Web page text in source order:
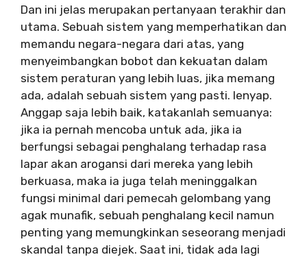
Dan ini jelas merupakan pertanyaan terakhir dan
utama. Sebuah sistem yang memperhatikan dan
memandu negara-negara dari atas, yang
menyeimbangkan bobot dan kekuatan dalam
sistem peraturan yang lebih luas, jika memang
ada, adalah sebuah sistem yang pasti. lenyap.
Anggap saja lebih baik, katakanlah semuanya:
jika ia pernah mencoba untuk ada, jika ia
berfungsi sebagai penghalang terhadap rasa
lapar akan arogansi dari mereka yang lebih
berkuasa, maka ia juga telah meninggalkan
fungsi minimal dari pemecah gelombang yang
agak munafik, sebuah penghalang kecil namun
penting yang memungkinkan seseorang menjadi
skandal tanpa diejek. Saat ini, tidak ada lagi